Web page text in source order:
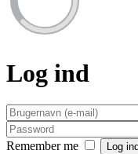
Log ind
Remember me